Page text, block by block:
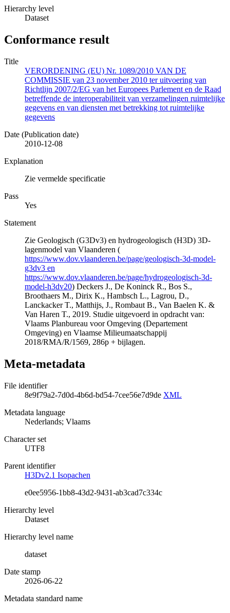
Hierarchy level
Dataset
Conformance result
Title
VERORDENING (EU) Nr. 1089/2010 VAN DE
COMMISSIE van 23 november 2010 ter uitvoering van
Richtlijn 2007/2/EG van het Europees Parlement en de Raad
betreffende de interoperabiliteit van verzamelingen ruimtelijke
gegevens en van diensten met betrekking tot ruimtelijke
gegevens
Date (Publication date)
2010-12-08
Explanation
Zie vermelde specificatie
Pass
Yes
Statement
Zie Geologisch (G3Dv3) en hydrogeologisch (H3D) 3D-
lagenmodel van Vlaanderen (
https://www.dov.vlaanderen.be/page/geologisch-3d-model-
g3dv3 en
https://www.dov.vlaanderen.be/page/hydrogeologisch-3d-
model-h3dv20) Deckers J., De Koninck R., Bos S.,
Broothaers M., Dirix K., Hambsch L., Lagrou, D.,
Lanckacker T., Matthijs, J., Rombaut B., Van Baelen K. &
Van Haren T., 2019. Studie uitgevoerd in opdracht van:
Vlaams Planbureau voor Omgeving (Departement
Omgeving) en Vlaamse Milieumaatschappij
2018/RMA/R/1569, 286p + bijlagen.
Meta-metadata
File identifier
8e9f79a2-7d0d-4b6d-bd54-7cee56e7d9de XML
Metadata language
Nederlands; Vlaams
Character set
UTF8
Parent identifier
H3Dv2.1 Isopachen
e0ee5956-1bb8-43d2-9431-ab3cad7c334c
Hierarchy level
Dataset
Hierarchy level name
dataset
Date stamp
2026-06-22
Metadata standard name